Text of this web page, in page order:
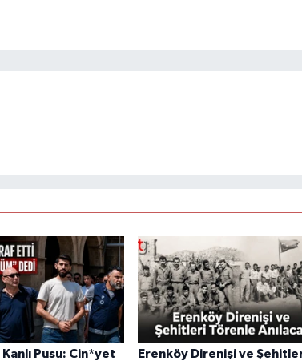
Pusu: Cin*yet
Erenköy Direnişi ve